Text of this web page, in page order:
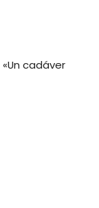
cadáver